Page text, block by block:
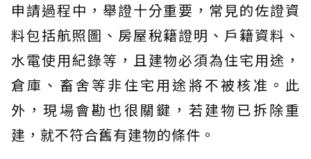
申請過程中，舉證十分重要，常見的佐證資
料包括航照圖、房屋稅籍證明、戶籍資料、
水電使用紀錄等，且建物必須為住宅用途，
倉庫、畜舍等非住宅用途將不被核准。此
外，現場會勘也很關鍵，若建物已拆除重
建，就不符合舊有建物的條件。